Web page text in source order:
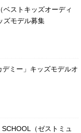
ベストキッズオーディ
ズモデル募集
ミー」キッズモデルオ
（ゼストミュ